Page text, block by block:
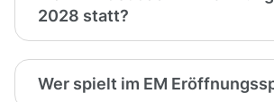
2028 statt?
Wer spielt im EM